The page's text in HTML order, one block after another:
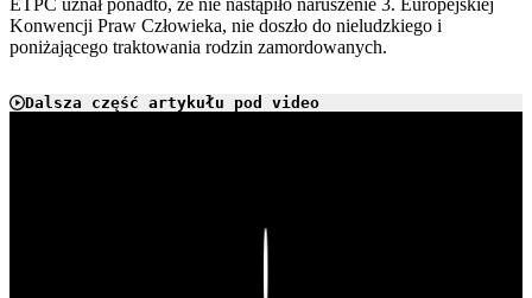
ETPC uznał ponadto, że nie nastąpiło naruszenie 3. Europejskiej
Konwencji Praw Człowieka, nie doszło do nieludzkiego i
poniżającego traktowania rodzin zamordowanych.
Dalsza część artykułu pod video